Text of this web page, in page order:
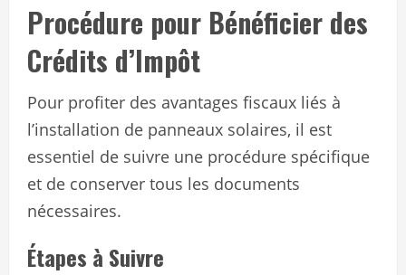
Procédure pour Bénéficier des
Crédits d’Impôt
Pour profiter des avantages fiscaux liés à
l’installation de panneaux solaires, il est
essentiel de suivre une procédure spécifique
et de conserver tous les documents
nécessaires.
Étapes à Suivre